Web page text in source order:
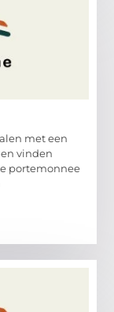
met een
vinden
portemonnee